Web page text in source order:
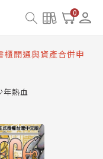
0
併與書櫃開通申請
問題
櫃開通與資產合併申
併與書櫃開通申請
年熱血